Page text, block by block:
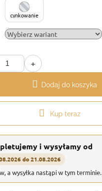
cynkowanie
+
Dodaj do koszyka
Kup teraz
i wysyłamy od
do 21.08.2026
a wysyłka nastąpi w tym terminie.